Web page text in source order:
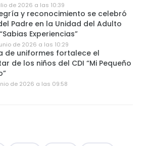
de 2026 a las 10:39
y reconocimiento se celebró
Padre en la Unidad del Adulto
Experiencias”
de 2026 a las 10:29
de uniformes fortalece el
de los niños del CDI “Mi Pequeño
de 2026 a las 09:58